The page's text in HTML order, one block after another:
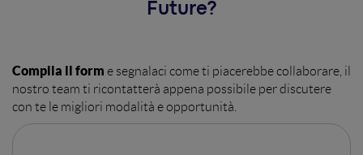
Future?
Compila il form e segnalaci come ti piacerebbe collaborare, il
nostro team ti ricontatterà appena possibile per discutere
con te le migliori modalità e opportunità.